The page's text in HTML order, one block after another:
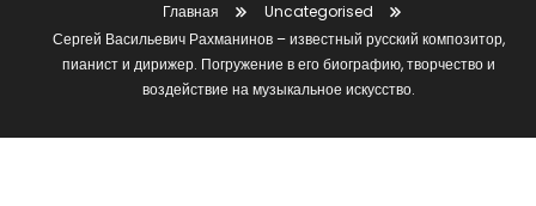
Главная
Uncategorised
Сергей Васильевич Рахманинов – известный русский композитор,
пианист и дирижер. Погружение в его биографию, творчество и
воздействие на музыкальное искусство.